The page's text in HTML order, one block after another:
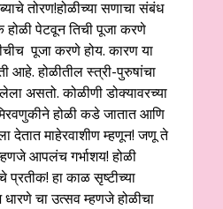
तोरण!होळीच्या सणाचा संबंध
होळी पेटवून तिची पूजा करणे
पूजा करणे होय. कारण या
आहे. होळीतील स्त्री-पुरुषांचा
असतो. कोळीणी डोक्यावरच्या
होळी कडे जातात आणि
देतात माहेरवाशीण म्हणून! जणू ते
आपलंच गर्भाशय! होळी
प्रतीक! हा काळ सृष्टीच्या
चा उत्सव म्हणजे होळीचा